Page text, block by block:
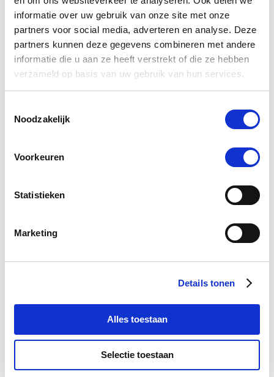
informatie over uw gebruik van onze site met onze
partners voor social media, adverteren en analyse. Deze
partners kunnen deze gegevens combineren met andere
informatie die u aan ze heeft verstrekt of die ze hebben
verzameld op basis van uw gebruik van hun services.
Noodzakelijk
Voorkeuren
Statistieken
Marketing
Details tonen
Alles toestaan
Selectie toestaan
Groene Os Glucosamine
Complex Speciaal Paard &
Pony 500 g
€ 94,95 € 90,20
0 Beoordelingen
BEOORDELINGEN VRAGEN
WEES DE EERSTE OM EEN REVIEW TE SCHRIJVEN